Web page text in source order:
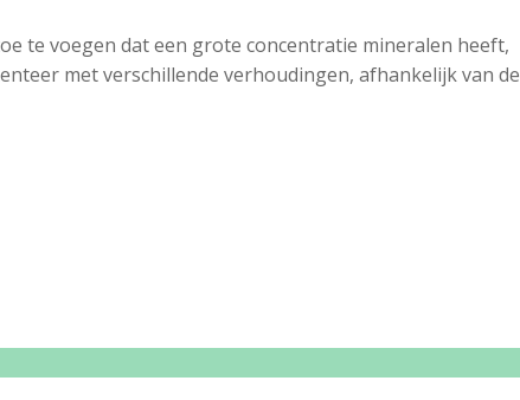
te voegen dat een grote concentratie mineralen heeft,
met verschillende verhoudingen, afhankelijk van de